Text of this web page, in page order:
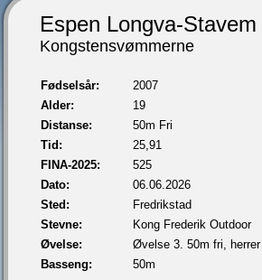
Espen Longva-Stavem
Kongstensvømmerne
Fødselsår:
2007
Alder:
19
Distanse:
50m Fri
Tid:
25,91
FINA-2025:
525
Dato:
06.06.2026
Sted:
Fredrikstad
Stevne:
Kong Frederik Outdoor
Øvelse:
Øvelse 3. 50m fri, herrer
Basseng:
50m